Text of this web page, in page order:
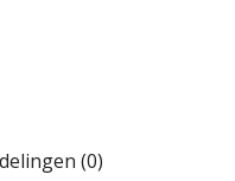
(0)